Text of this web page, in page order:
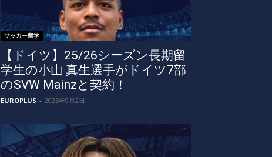
サッカー留学
【ドイツ】25/26シーズン長期留
学生の小山 真生選手がドイツ7部
のSVW Mainzと契約！
EUROPLUS - 2025年9月2日